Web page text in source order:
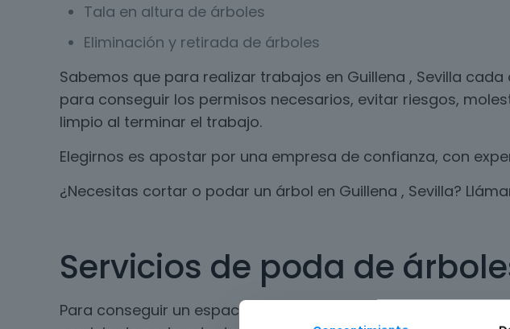
Tala en altura de árboles
Eliminación y retirada de árboles
Sabemos que para realizar trabajos en Guillena , Sevilla
para conseguir los permisos necesarios, evitar riesgos,
limpio al terminar el trabajo.
Elegirnos es apostar por una empresa de confianza, con
¿Necesitas cortar o podar un árbol en Guillena , Sevilla?
Servicios de poda de
Para conseguir un espacio seguro y limpio, es necesario